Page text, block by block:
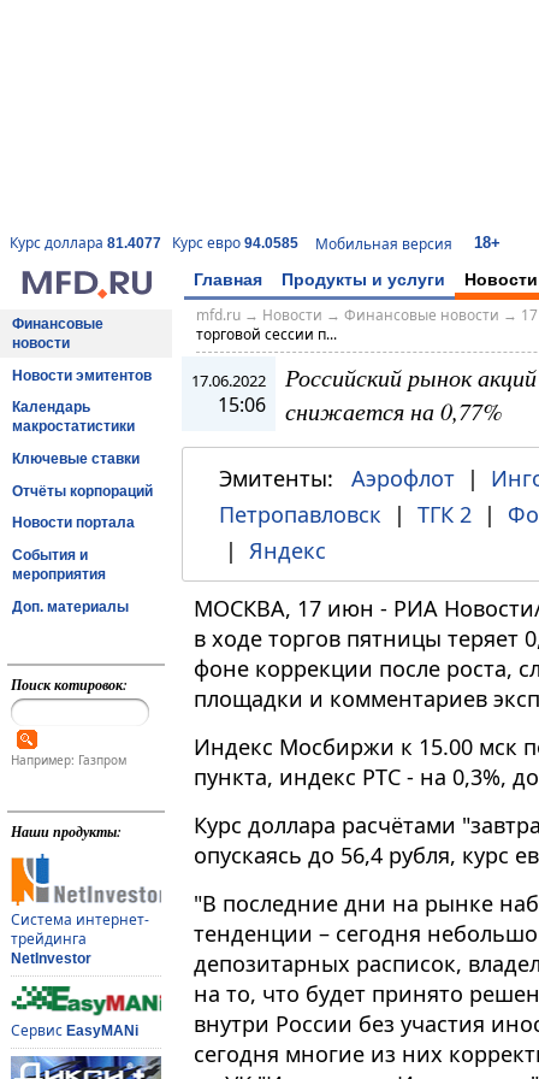
Курс доллара 81.4077 Курс евро 94.0585 Мобильная версия 18+
Главная Продукты и услуги Новости
Финансовые
новости
Новости эмитентов
Календарь
макростатистики
Ключевые ставки
Отчёты корпораций
Новости портала
События и
мероприятия
Доп. материалы
Поиск котировок:
Например: Газпром
Наши продукты:
Система интернет-
трейдинга
NetInvestor
Сервис EasyMANi
mfd.ru→ Новости → Финансовые новости →
торговой сессии п...
17.06.2022
15:06
Российский рынок
снижается на 0,77%
Эмитенты: Аэрофлот |
Петропавловск | ТГК 2 |
| Яндекс
МОСКВА, 17 июн - РИА
в ходе торгов пятницы
фоне коррекции после роста,
площадки и комментариев
Индекс Мосбиржи к 15​​​.00 мск
пункта, индекс РТС - на 0,3%,
Курс доллара расчётами
опускаясь до 56,4 рубля, курс
"В последние дни на рынке
тенденции – сегодня
депозитарных расписок,
на то, что будет принято
внутри России без участия
сегодня многие из них